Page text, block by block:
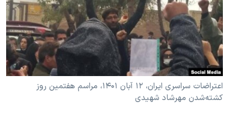
فرهنگ و زندگی
حقوق شهروندی
اقتصادی
علم و فناوری
اسرائیل در جنگ
گالری عکس
مستندها
انتخابات ریاست جمهوری آمریکا ۲۰۲۴
حمله جمهوری اسلامی به اسرائیل
رمز مهسا
ورزش زنان در ایران
اعتراضات زن، زندگی، آزادی
دنبال کنید
زبانهای مختلف
اعتراضات سراسری ایران، ۱۲ آبان ۱۴۰۱، مراسم هفتمین روز
کشته‌شدن مهرشاد شهیدی